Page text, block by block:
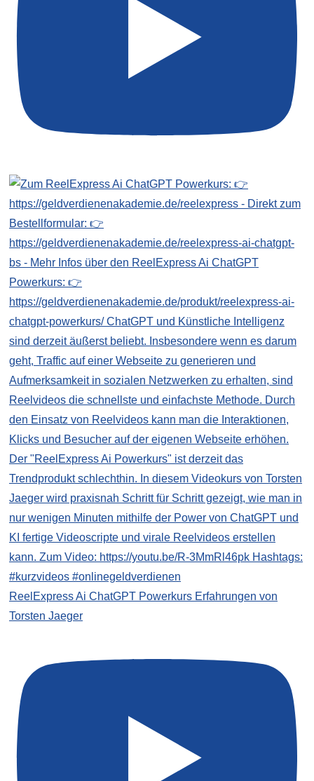
ReelExpress Ai ChatGPT Powerkurs Erfahrungen von
Torsten Jaeger